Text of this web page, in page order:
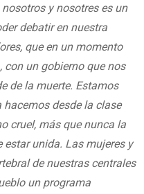
y nosotres es un
debatir en nuestra
que en un momento
con un gobierno que nos
de la muerte. Estamos
desde la clase
cruel, más que nunca la
estar unida. Las mujeres y
de nuestras centrales
un programa